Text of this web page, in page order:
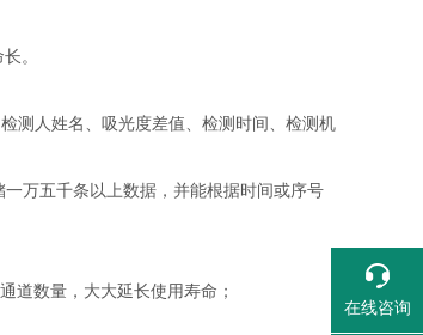
。
测人姓名、吸光度差值、检测时间、检测机
万五千条以上数据，并能根据时间或序号
道数量，大大延长使用寿命；
在线咨询